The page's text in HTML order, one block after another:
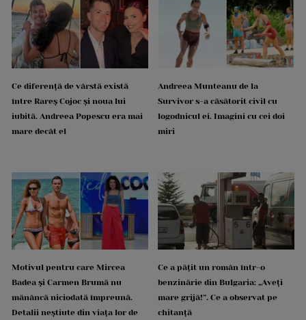
Ce diferență de vârstă există
între Rareș Cojoc și noua lui
iubită. Andreea Popescu era mai
mare decât el
Andreea Munteanu de la
Survivor s-a căsătorit civil cu
logodnicul ei. Imagini cu cei doi
miri
Motivul pentru care Mircea
Badea și Carmen Brumă nu
mănâncă niciodată împreună.
Detalii neștiute din viața lor de
Ce a pățit un român într-o
benzinărie din Bulgaria: „Aveți
mare grijă!”. Ce a observat pe
chitanță